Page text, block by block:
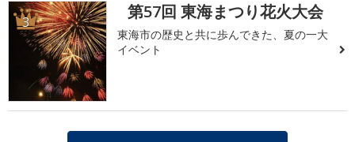
3 第57回 東海まつり花火大会
東海市の歴史と共に歩んできた、夏の一大
イベント